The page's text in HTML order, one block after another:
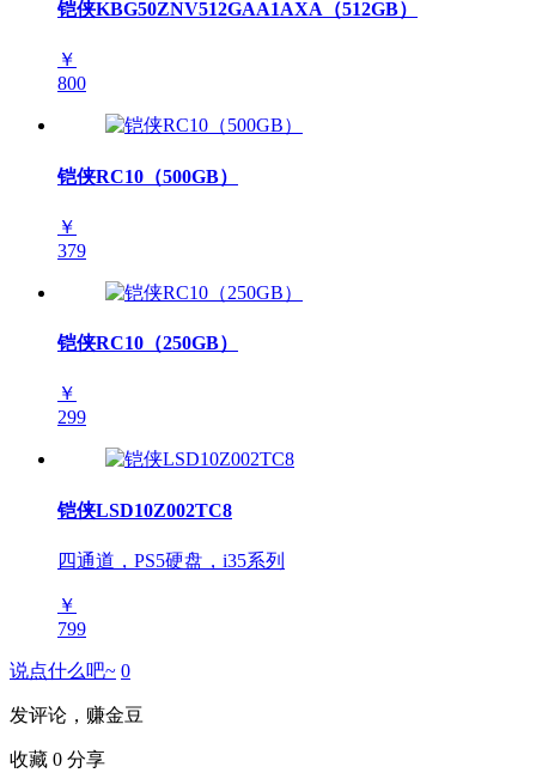
铠侠KBG50ZNV512GAA1AXA（512GB）
￥
800
铠侠RC10（500GB）
￥
379
铠侠RC10（250GB）
￥
299
铠侠LSD10Z002TC8
四通道，PS5硬盘，i35系列
￥
799
说点什么吧~ 0
发评论，赚金豆
收藏 0 分享